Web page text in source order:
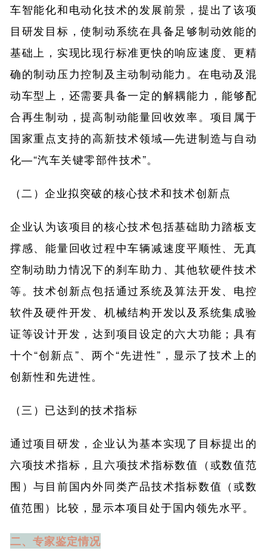
车智能化和电动化技术的发展前景，提出了该项
目研发目标，使制动系统在具备足够制动效能的
基础上，实现比现行标准更快的响应速度、更精
确的制动压力控制及主动制动能力。在电动及混
动车型上，还需要具备一定的解耦能力，能够配
合再生制动，提高制动能量回收效率。项目属于
国家重点支持的高新技术领域—先进制造与自动
化—“汽车关键零部件技术”。
（二）企业拟突破的核心技术和技术创新点
企业认为该项目的核心技术包括基础助力踏板支
撑感、能量回收过程中车辆减速度平顺性、无真
空制动助力情况下的刹车助力、其他软硬件技术
等。技术创新点包括通过系统及算法开发、电控
软件及硬件开发、机械结构开发以及系统集成验
证等设计开发，达到项目设定的六大功能；具有
十个“创新点”、两个“先进性”，显示了技术上的
创新性和先进性。
（三）已达到的技术指标
通过项目研发，企业认为基本实现了目标提出的
六项技术指标，且六项技术指标数值（或数值范
围）与目前国内外同类产品技术指标数值（或数
值范围）比较，显示本项目处于国内领先水平。
二、专家鉴定情况